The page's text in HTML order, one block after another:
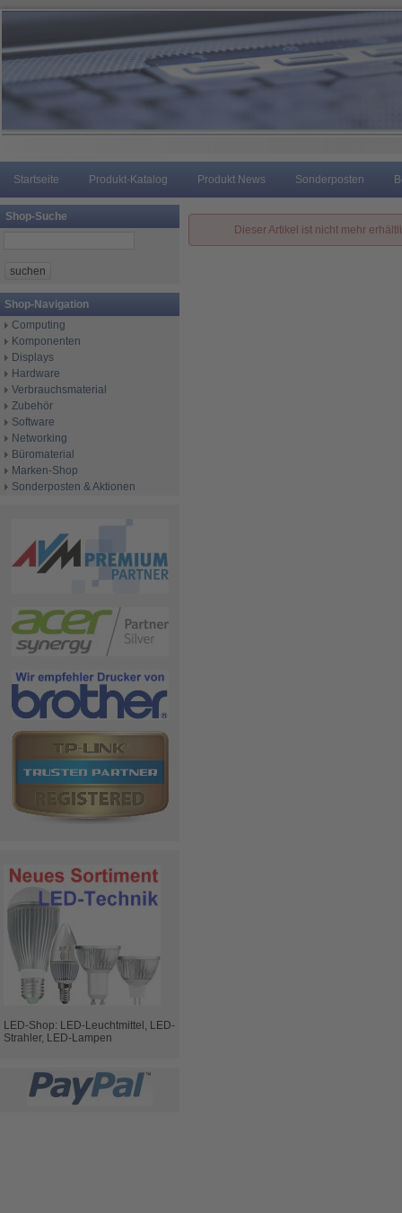
Startseite Produkt-Katalog Produkt News Sonderposten
Shop-Suche
Shop-Navigation
Computing
Komponenten
Displays
Hardware
Verbrauchsmaterial
Zubehör
Software
Networking
Büromaterial
Marken-Shop
Sonderposten & Aktionen
LED-Shop: LED-Leuchtmittel, LED-
Strahler, LED-Lampen
Dieser Artikel ist nicht mehr